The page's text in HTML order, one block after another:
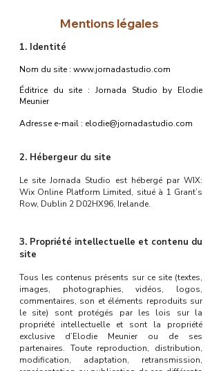
Mentions légales
1. Identité
Nom du site : www.jornadastudio.com
Éditrice du site : Jornada Studio by Elodie
Meunier
Adresse e-mail : elodie@jornadastudio.com
2. Hébergeur du site
Le site Jornada Studio est hébergé par WIX:
Wix Online Platform Limited, situé à 1 Grant’s
Row, Dublin 2 D02HX96, Irelande.
3. Propriété intellectuelle et contenu du
site
Tous les contenus présents sur ce site (textes,
images, photographies, vidéos, logos,
commentaires, son et éléments reproduits sur
le site) sont protégés par les lois sur la
propriété intellectuelle et sont la propriété
exclusive d’Elodie Meunier ou de ses
partenaires. Toute reproduction, distribution,
modification, adaptation, retransmission,